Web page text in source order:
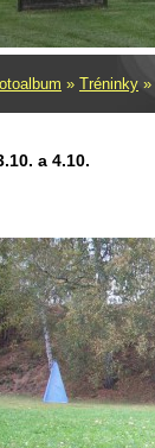
» Tréninky »
a 4.10.